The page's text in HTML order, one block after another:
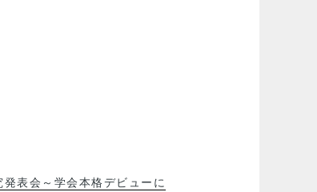
表会～学会本格デビューに